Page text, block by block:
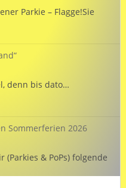
für
Parkie – Flagge!Sie
denn bis dato…
Sommerferien 2026
& PoPs) folgende